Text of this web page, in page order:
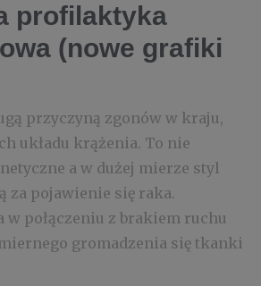
profilaktyka
(nowe grafiki
przyczyną zgonów w kraju,
układu krążenia. To nie
a w dużej mierze styl
za pojawienie się raka.
w połączeniu z brakiem ruchu
gromadzenia się tkanki